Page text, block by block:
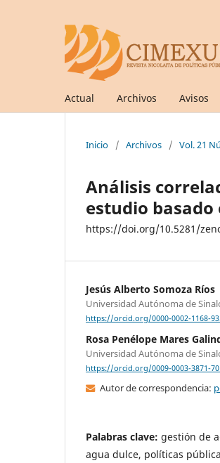
Actual Archivos Avisos
Inicio / Archivos / Vol. 21
Análisis
estudio basado
https://doi.org/10.5281/
Jesús Alberto Somoza Ríos
Universidad Autónoma de
https://orcid.org/0000-0002-1168-
Rosa Penélope Mares
Universidad Autónoma de
https://orcid.org/0009-0003-3871-
Autor de correspondencia:
Palabras clave: gestión de
agua dulce, políticas